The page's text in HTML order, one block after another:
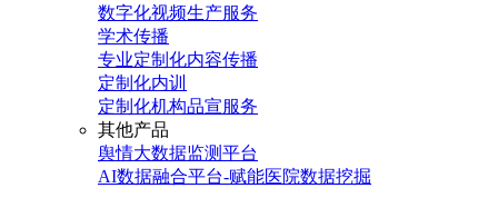
数字化视频生产服务
学术传播
专业定制化内容传播
定制化内训
定制化机构品宣服务
其他产品
舆情大数据监测平台
AI数据融合平台-赋能医院数据挖掘